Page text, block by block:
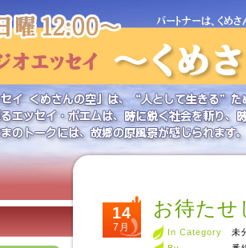
14
7月
お待た
In Category
未